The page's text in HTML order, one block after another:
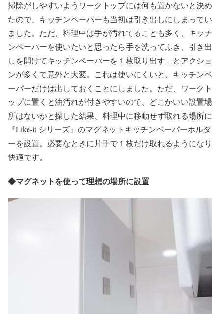
掃除がしやすいようワークトップには何も置かないと決め
たので、キッチンペーパーも当初は引き出しにしまってい
ました。ただ、料理中は手が汚れてることも多く、キッチ
ンペーパーを使いたいと思ったら手を洗ってふき、引き出
しを開けてキッチンペーパーを１枚取り出す…とアクショ
ンが多くて意外と大変。これは使いにくいと、キッチンペ
ーパーだけは出しておくことにしました。ただ、ワークト
ップに置くと油汚れが付きやすいので、どこかいい設置場
所はないかと探した結果、料理中に移動せず取れる場所に
『Like-it シリーズ』のマグネットキッチンペーパーホルダ
ーを設置。必要なときに片手で１枚だけ取れるようになり
快適です。
◆マグネットを使って理想の場所に設置